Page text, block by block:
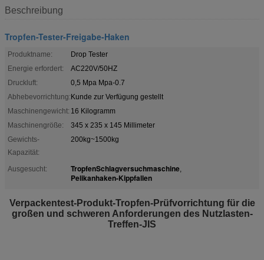
Beschreibung
Tropfen-Tester-Freigabe-Haken
Produktname:
Drop Tester
Energie erfordert:
AC220V/50HZ
Druckluft:
0,5 Mpa Mpa-0.7
Abhebevorrichtung:Kunde zur Verfügung gestellt
Maschinengewicht: 16 Kilogramm
Maschinengröße:
345 x 235 x 145 Millimeter
Gewichts-
Kapazität:
200kg~1500kg
Ausgesucht: TropfenSchlagversuchmaschine,
Pelikanhaken-Kippfallen
Verpackentest-Produkt-Tropfen-Prüfvorrichtung für die
großen und schweren Anforderungen des Nutzlasten-
Treffen-JIS